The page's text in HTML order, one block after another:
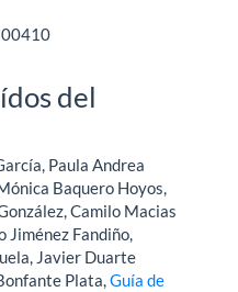
del
Paula Andrea
Baquero Hoyos,
Camilo Macias
Jiménez Fandiño,
Javier Duarte
Plata,Guía de